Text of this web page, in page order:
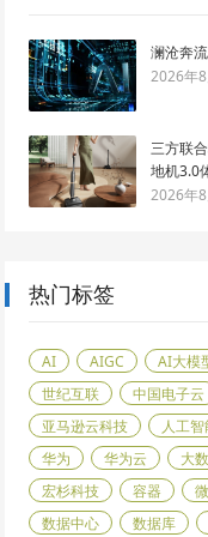
澜沧奔
2026年
三方联
地机3.0
2026年
热门标签
AI AIGC AI大模
世纪互联
中国电子云
亚马逊云科技
人工
华为
华为云 大
宏杉科技
容器
数据中心
数据库